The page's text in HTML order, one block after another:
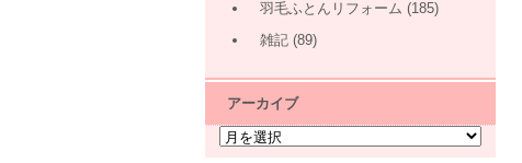
羽毛ふとんリフォーム (185)
雑記 (89)
アーカイブ